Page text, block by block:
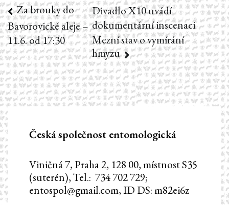
Navigace
pro
příspěvek
Za brouky do
Bavorovické aleje –
11.6. od 17:30
Divadlo X10 uvádí
dokumentární inscenaci
Mezní stav o vymírání
hmyzu
Česká společnost entomologická
Viničná 7, Praha 2, 128 00, místnost S35
(suterén), Tel.: 734 702 729;
entospol@gmail.com, ID DS: m82ei6z